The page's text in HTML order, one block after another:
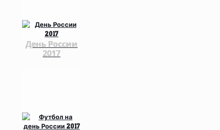
День России
2017